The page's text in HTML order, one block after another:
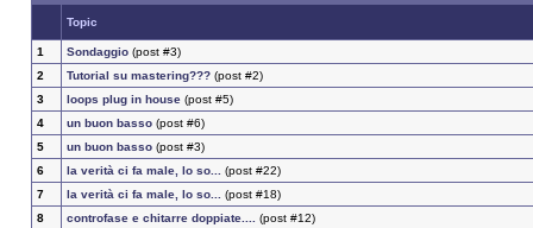
Topic
1 Sondaggio(post #3)
2
Tutorial su mastering???(post #2)
3
loops plug in house (post #5)
4
un buon basso(post #6)
5
un buon basso(post #3)
6
la verità ci fa male, lo so... (post #22)
7
la verità ci fa male, lo so... (post #18)
8
controfase e chitarre doppiate.... (post #12)